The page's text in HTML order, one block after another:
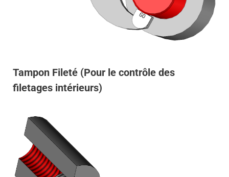
Tampon Fileté (Pour le contrôle des
filetages intérieurs)